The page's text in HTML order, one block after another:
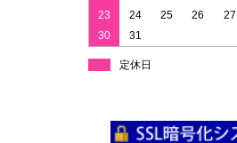
23
24 25 26 27
30
31
定休日